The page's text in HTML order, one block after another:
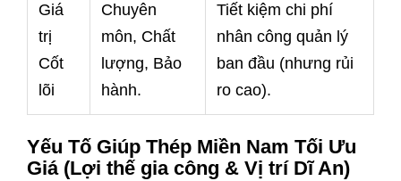
Giá
trị
Cốt
lõi
Chuyên
môn, Chất
lượng, Bảo
hành.
Tiết kiệm chi phí
nhân công quản lý
ban đầu (nhưng rủi
ro cao).
Yếu Tố Giúp Thép Miền Nam Tối Ưu
Giá (Lợi thế gia công & Vị trí Dĩ An)